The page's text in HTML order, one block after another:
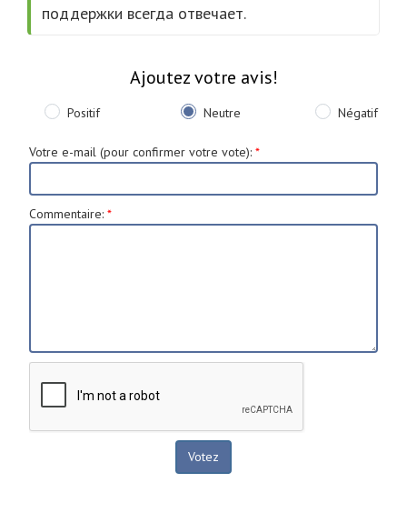
поддержки всегда отвечает.
Ajoutez votre avis!
Positif Neutre Négatif
Votre e-mail (pour confirmer votre vote): *
Commentaire: *